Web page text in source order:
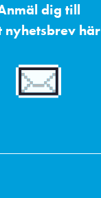
dig till
nyhetsbrev här